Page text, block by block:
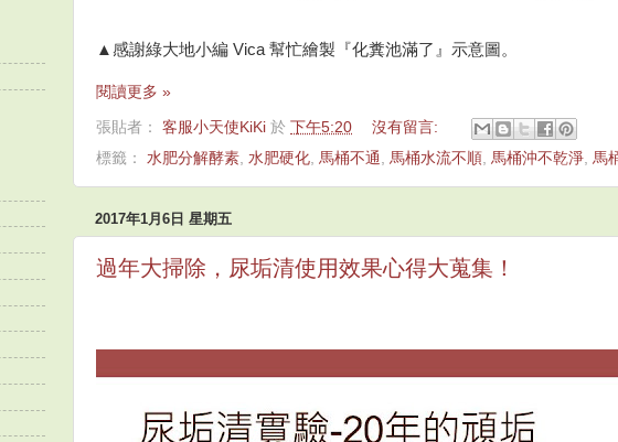
▲感謝綠大地小編 Vica 幫忙繪製『化糞池滿了』示意圖。
閱讀更多 »
張貼者： 客服小天使KiKi 於 下午5:20
沒有留言:
標籤： 水肥分解酵素 水肥硬化 馬桶不通 馬桶水流不順 馬桶沖不乾淨 馬
2017年1月6日 星期五
過年大掃除，尿垢清使用效果心得大蒐集！